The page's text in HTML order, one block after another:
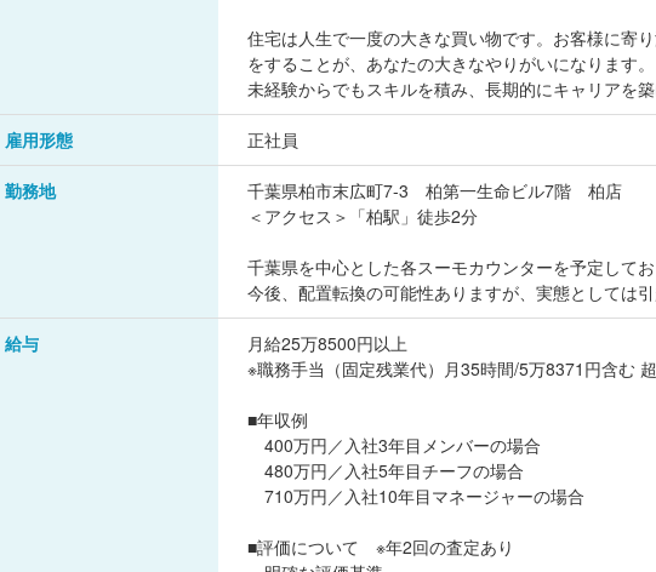
住宅は人生で一度の大きな買い物です。お客様に寄
をすることが、あなたの大きなやりがいになります。
未経験からでもスキルを積み、長期的にキャリアを築
雇用形態 正社員
勤務地
千葉県柏市末広町7-3 柏第一生命ビル7階 柏店
＜アクセス＞「柏駅」徒歩2分
千葉県を中心とした各スーモカウンターを予定してお
今後、配置転換の可能性ありますが、実態としては
給与
月給25万8500円以上
※職務手当（固定残業代）月35時間/5万8371円含む
■年収例
400万円／入社3年目メンバーの場合
480万円／入社5年目チーフの場合
710万円／入社10年目マネージャーの場合
■評価について ※年2回の査定あり